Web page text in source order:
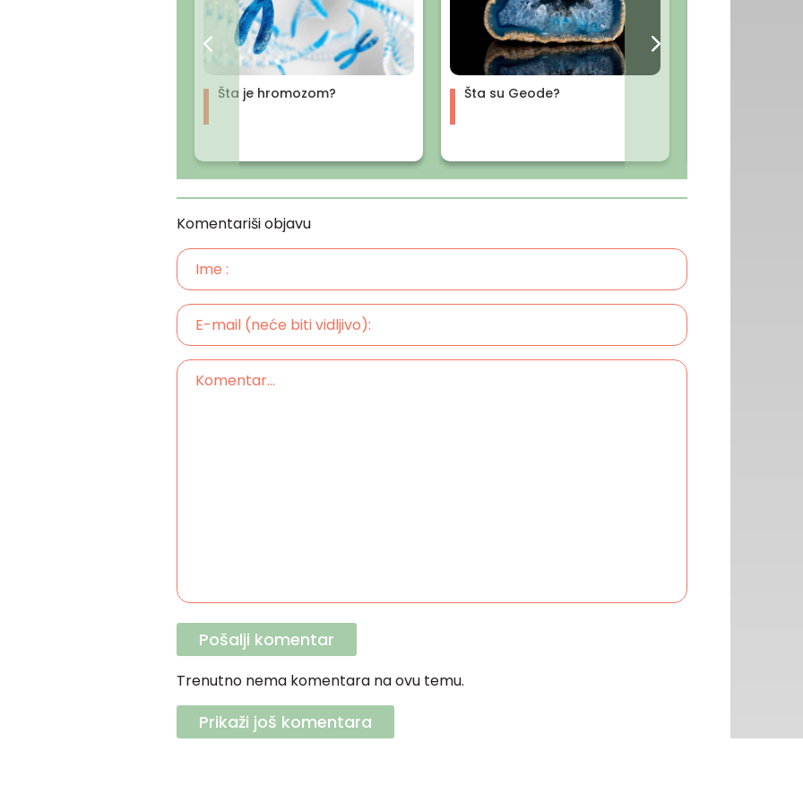
Šta je hromozom? Šta su Geode?
Komentariši objavu
Trenutno nema komentara na ovu temu.
Prikaži još komentara